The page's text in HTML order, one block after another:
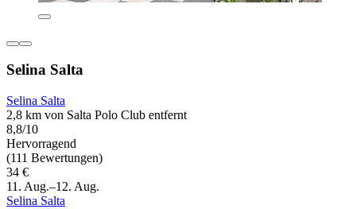
Selina Salta
Selina Salta
2,8 km von Salta Polo Club entfernt
8,8/10
Hervorragend
(111 Bewertungen)
34 €
11. Aug.–12. Aug.
Selina Salta